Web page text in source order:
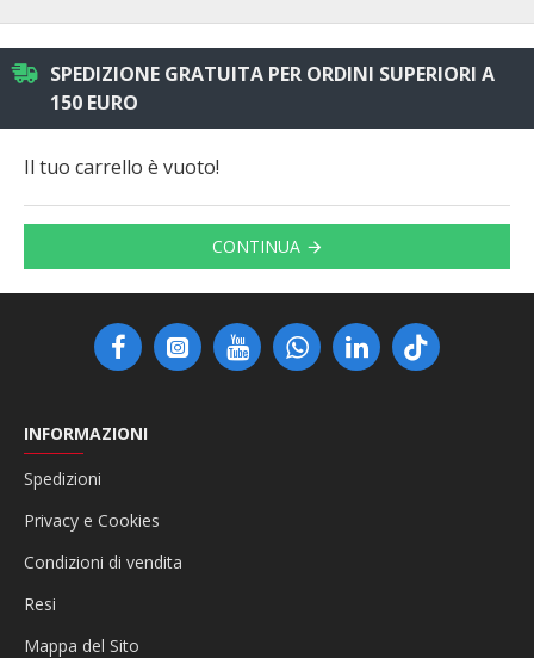
SPEDIZIONE GRATUITA PER ORDINI SUPERIORI A
150 EURO
Il tuo carrello è vuoto!
CONTINUA
INFORMAZIONI
Spedizioni
Privacy e Cookies
Condizioni di vendita
Resi
Mappa del Sito